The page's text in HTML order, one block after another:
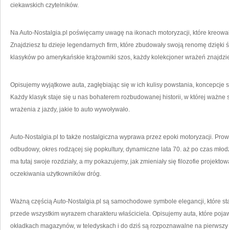
ciekawskich czytelników.
Na Auto-Nostalgia.pl poświęcamy uwagę na ikonach motoryzacji, które
Znajdziesz tu dzieje legendarnych firm, które zbudowały swoją renomę dzięki
klasyków po amerykańskie krążowniki szos, każdy kolekcjoner wrażeń
Opisujemy wyjątkowe auta, zagłębiając się w ich kulisy powstania, koncepcje
Każdy klasyk staje się u nas bohaterem rozbudowanej historii, w której
wrażenia z jazdy, jakie to auto wywoływało.
Auto-Nostalgia.pl to także nostalgiczna wyprawa przez epoki motoryzacji.
odbudowy, okres rodzącej się popkultury, dynamiczne lata 70. aż po czas
ma tutaj swoje rozdziały, a my pokazujemy, jak zmieniały się filozofie
oczekiwania użytkowników dróg.
Ważną częścią Auto-Nostalgia.pl są samochodowe symbole elegancji, które
przede wszystkim wyrazem charakteru właściciela. Opisujemy auta, które
okładkach magazynów, w teledyskach i do dziś są rozpoznawalne na